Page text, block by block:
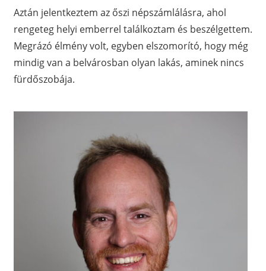
Aztán jelentkeztem az őszi népszámlálásra, ahol
rengeteg helyi emberrel találkoztam és beszélgettem.
Megrázó élmény volt, egyben elszomorító, hogy még
mindig van a belvárosban olyan lakás, aminek nincs
fürdőszobája.